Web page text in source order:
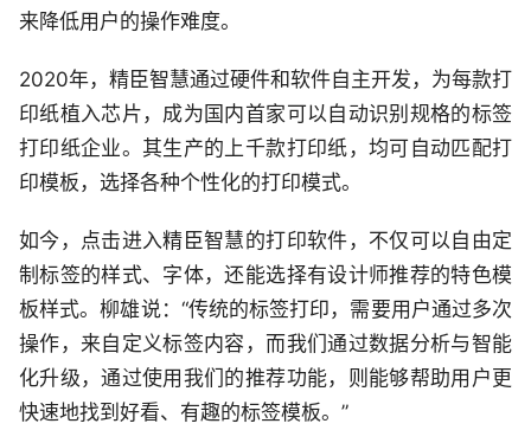
来降低用户的操作难度。
2020年，精臣智慧通过硬件和软件自主开发，为每款打
印纸植入芯片，成为国内首家可以自动识别规格的标签
打印纸企业。其生产的上千款打印纸，均可自动匹配打
印模板，选择各种个性化的打印模式。
如今，点击进入精臣智慧的打印软件，不仅可以自由定
制标签的样式、字体，还能选择有设计师推荐的特色模
板样式。柳雄说：“传统的标签打印，需要用户通过多次
操作，来自定义标签内容，而我们通过数据分析与智能
化升级，通过使用我们的推荐功能，则能够帮助用户更
快速地找到好看、有趣的标签模板。”